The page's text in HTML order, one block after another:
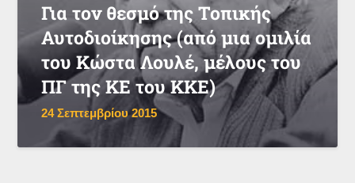
Για τον θεσμό της Τοπικής
Αυτοδιοίκησης (από μια ομιλία
του Κώστα Λουλέ, μέλους του
ΠΓ της ΚΕ του ΚΚΕ)
24 Σεπτεμβρίου 2015